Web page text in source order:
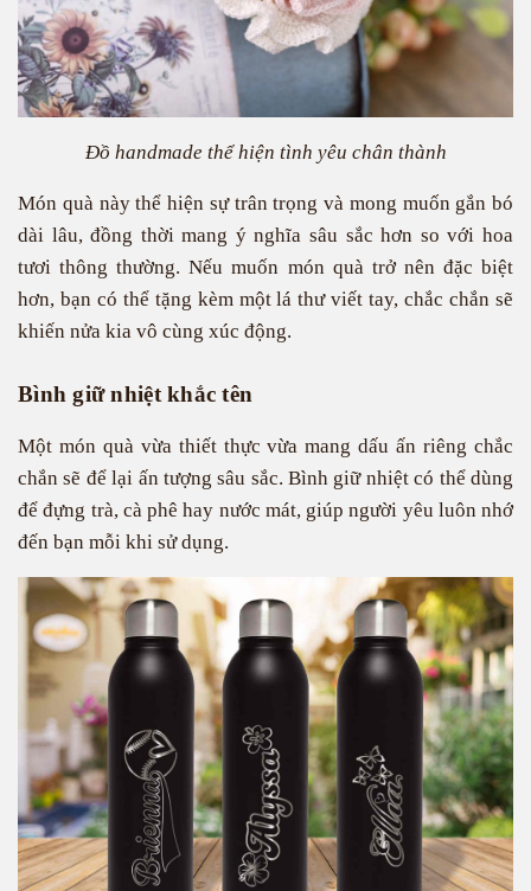
Đồ handmade thể hiện tình yêu chân thành
Món quà này thể hiện sự trân trọng và mong muốn gắn bó
dài lâu, đồng thời mang ý nghĩa sâu sắc hơn so với hoa
tươi thông thường. Nếu muốn món quà trở nên đặc biệt
hơn, bạn có thể tặng kèm một lá thư viết tay, chắc chắn sẽ
khiến nửa kia vô cùng xúc động.
Bình giữ nhiệt khắc tên
Một món quà vừa thiết thực vừa mang dấu ấn riêng chắc
chắn sẽ để lại ấn tượng sâu sắc. Bình giữ nhiệt có thể dùng
để đựng trà, cà phê hay nước mát, giúp người yêu luôn nhớ
đến bạn mỗi khi sử dụng.